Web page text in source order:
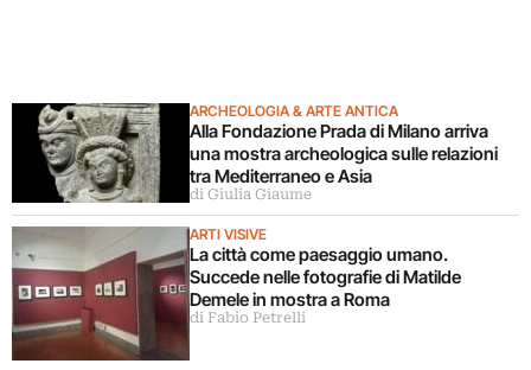
ARCHEOLOGIA & ARTE ANTICA
Alla Fondazione Prada di Milano arriva
una mostra archeologica sulle relazioni
tra Mediterraneo e Asia
di Giulia Giaume
ARTI VISIVE
La città come paesaggio umano.
Succede nelle fotografie di Matilde
Demele in mostra a Roma
di Fabio Petrelli